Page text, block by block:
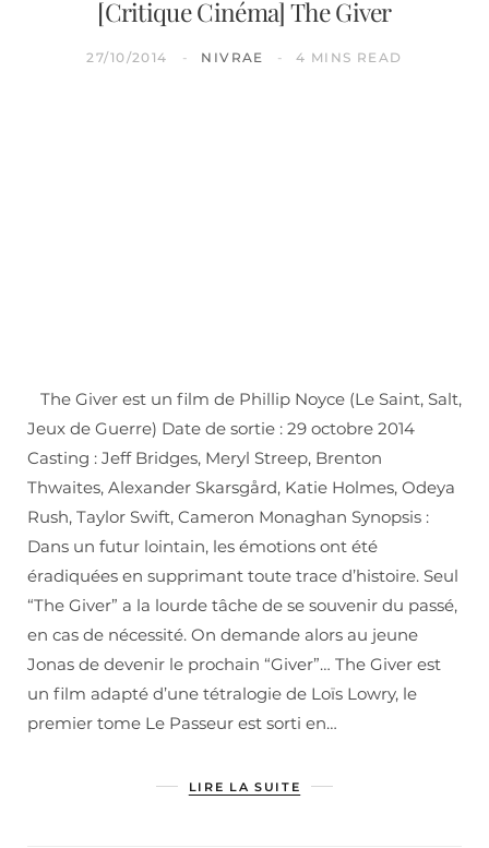
[Critique Cinéma] The Giver
27/10/2014 NIVRAE 4 MINS READ
The Giver est un film de Phillip Noyce (Le Saint, Salt,
Jeux de Guerre) Date de sortie : 29 octobre 2014
Casting : Jeff Bridges, Meryl Streep, Brenton
Thwaites, Alexander Skarsgård, Katie Holmes, Odeya
Rush, Taylor Swift, Cameron Monaghan Synopsis :
Dans un futur lointain, les émotions ont été
éradiquées en supprimant toute trace d’histoire. Seul
“The Giver” a la lourde tâche de se souvenir du passé,
en cas de nécessité. On demande alors au jeune
Jonas de devenir le prochain “Giver”… The Giver est
un film adapté d’une tétralogie de Loïs Lowry, le
premier tome Le Passeur est sorti en…
LIRE LA SUITE